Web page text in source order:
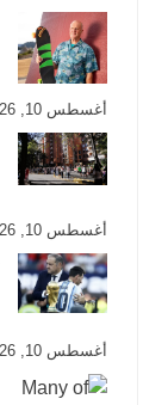
أغسطس 10, 2026
أغسطس 10, 2026
أغسطس 10, 2026